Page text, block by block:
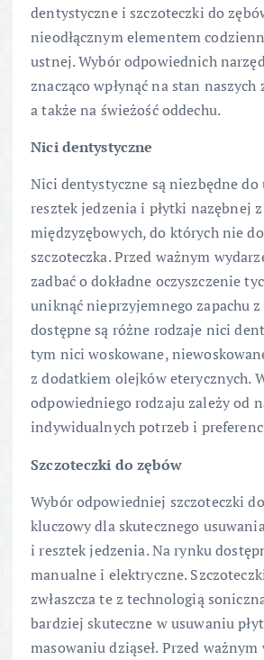
dentystyczne i szczoteczki do
nieodłącznym elementem
ustnej. Wybór odpowiednich
znacząco wpłynąć na stan naszych
a także na świeżość oddechu.
Nici dentystyczne
Nici dentystyczne są niezbędne do
resztek jedzenia i płytki nazębnej
międzyzębowych, do których nie
szczoteczka. Przed ważnym
zadbać o dokładne oczyszczenie
uniknąć nieprzyjemnego zapachu
dostępne są różne rodzaje nici
tym nici woskowane,
z dodatkiem olejków eterycznych.
odpowiedniego rodzaju zależy od
indywidualnych potrzeb i
Szczoteczki do zębów
Wybór odpowiedniej szczoteczki
kluczowy dla skutecznego
i resztek jedzenia. Na rynku
manualne i elektryczne.
zwłaszcza te z technologią
bardziej skuteczne w usuwaniu
masowaniu dziąseł. Przed